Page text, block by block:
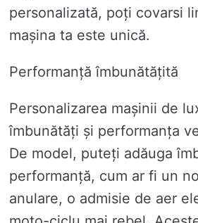
personalizată, poți covarsi
mașina ta este unică.
Performanță îmbunătățită
Personalizarea mașinii de
îmbunătăți și performanța
De model, puteți adăuga
performanță, cum ar fi un
anulare, o admisie de aer